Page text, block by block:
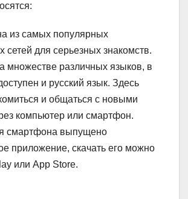
из самых популярных
сетей для серьезных знакомств.
множестве различных языков, в
и русский язык. Здесь
и общаться с новыми
компьютер или смартфон.
смартфона выпущено
приложение, скачать его можно
или App Store.